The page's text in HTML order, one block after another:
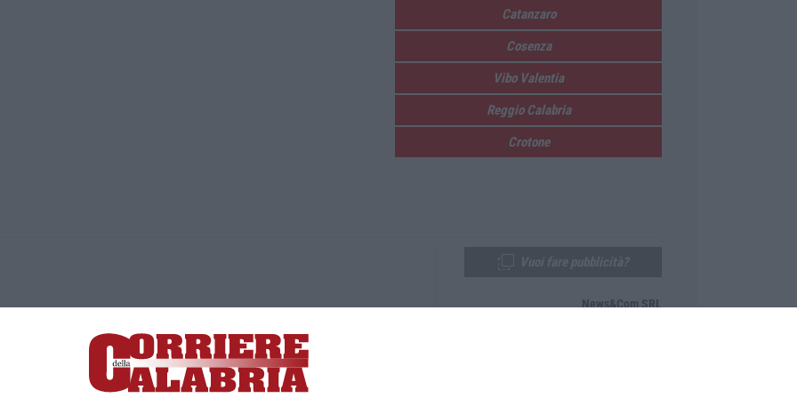
Catanzaro
Cosenza
Vibo Valentia
Reggio Calabria
Crotone
Lamezia Terme (CZ)
responsabile Paola Militano |Privacy
News&Com SRL